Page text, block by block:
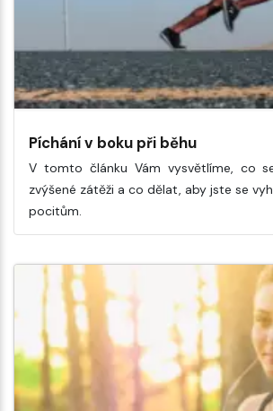
Píchání v boku při běhu
V tomto článku Vám vysvětlíme, co
zvýšené zátěži a co dělat, aby jste se
pocitům.